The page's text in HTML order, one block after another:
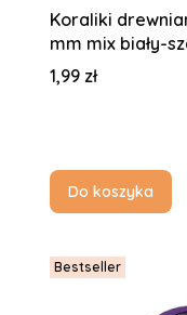
Koraliki
mm mix biały-
DK-10-06
Cena
1,99 zł
Do koszyka
Bestseller